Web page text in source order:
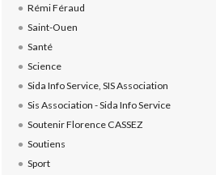
Rémi Féraud
Saint-Ouen
Santé
Science
Sida Info Service, SIS Association
Sis Association - Sida Info Service
Soutenir Florence CASSEZ
Soutiens
Sport